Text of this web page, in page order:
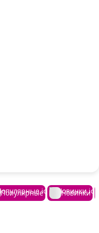
Популярные Новинки